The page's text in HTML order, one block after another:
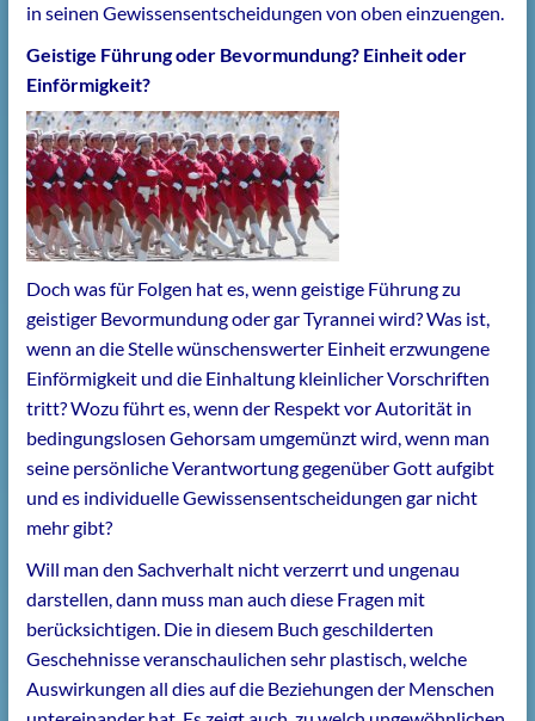
in seinen Gewissensentscheidungen von oben einzuengen.
Geistige Führung oder Bevormundung? Einheit oder
Einförmigkeit?
Doch was für Folgen hat es, wenn geistige Führung zu
geistiger Bevormundung oder gar Tyrannei wird? Was ist,
wenn an die Stelle wünschenswerter Einheit erzwungene
Einförmigkeit und die Einhaltung kleinlicher Vorschriften
tritt? Wozu führt es, wenn der Respekt vor Autorität in
bedingungslosen Gehorsam umgemünzt wird, wenn man
seine persönliche Verantwortung gegenüber Gott aufgibt
und es individuelle Gewissensentscheidungen gar nicht
mehr gibt?
Will man den Sachverhalt nicht verzerrt und ungenau
darstellen, dann muss man auch diese Fragen mit
berücksichtigen. Die in diesem Buch geschilderten
Geschehnisse veranschaulichen sehr plastisch, welche
Auswirkungen all dies auf die Beziehungen der Menschen